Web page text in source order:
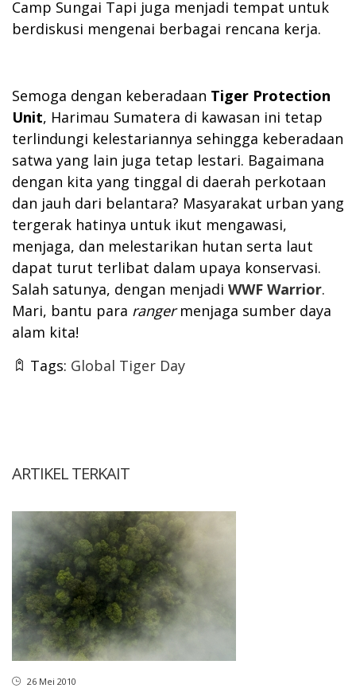
Camp Sungai Tapi juga menjadi tempat untuk
berdiskusi mengenai berbagai rencana kerja.
Semoga dengan keberadaan Tiger Protection
Unit, Harimau Sumatera di kawasan ini tetap
terlindungi kelestariannya sehingga keberadaan
satwa yang lain juga tetap lestari. Bagaimana
dengan kita yang tinggal di daerah perkotaan
dan jauh dari belantara? Masyarakat urban yang
tergerak hatinya untuk ikut mengawasi,
menjaga, dan melestarikan hutan serta laut
dapat turut terlibat dalam upaya konservasi.
Salah satunya, dengan menjadi WWF Warrior.
Mari, bantu para rangermenjaga sumber daya
alam kita!
Tags: Global Tiger Day
ARTIKEL TERKAIT
26 Mei 2010